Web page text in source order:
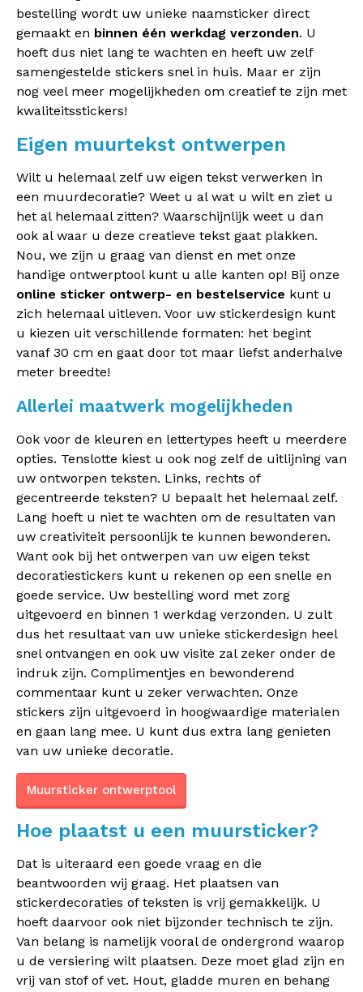
bestelling wordt uw unieke naamsticker direct
gemaakt en binnen één werkdag verzonden. U
hoeft dus niet lang te wachten en heeft uw zelf
samengestelde stickers snel in huis. Maar er zijn
nog veel meer mogelijkheden om creatief te zijn met
kwaliteitsstickers!
Eigen muurtekst ontwerpen
Wilt u helemaal zelf uw eigen tekst verwerken in
een muurdecoratie? Weet u al wat u wilt en ziet u
het al helemaal zitten? Waarschijnlijk weet u dan
ook al waar u deze creatieve tekst gaat plakken.
Nou, we zijn u graag van dienst en met onze
handige ontwerptool kunt u alle kanten op! Bij onze
online sticker ontwerp- en bestelservice kunt u
zich helemaal uitleven. Voor uw stickerdesign kunt
u kiezen uit verschillende formaten: het begint
vanaf 30 cm en gaat door tot maar liefst anderhalve
meter breedte!
Allerlei maatwerk mogelijkheden
Ook voor de kleuren en lettertypes heeft u meerdere
opties. Tenslotte kiest u ook nog zelf de uitlijning van
uw ontworpen teksten. Links, rechts of
gecentreerde teksten? U bepaalt het helemaal zelf.
Lang hoeft u niet te wachten om de resultaten van
uw creativiteit persoonlijk te kunnen bewonderen.
Want ook bij het ontwerpen van uw eigen tekst
decoratiestickers kunt u rekenen op een snelle en
goede service. Uw bestelling word met zorg
uitgevoerd en binnen 1 werkdag verzonden. U zult
dus het resultaat van uw unieke stickerdesign heel
snel ontvangen en ook uw visite zal zeker onder de
indruk zijn. Complimentjes en bewonderend
commentaar kunt u zeker verwachten. Onze
stickers zijn uitgevoerd in hoogwaardige materialen
en gaan lang mee. U kunt dus extra lang genieten
van uw unieke decoratie.
Muursticker ontwerptool
Hoe plaatst u een muursticker?
Dat is uiteraard een goede vraag en die
beantwoorden wij graag. Het plaatsen van
stickerdecoraties of teksten is vrij gemakkelijk. U
hoeft daarvoor ook niet bijzonder technisch te zijn.
Van belang is namelijk vooral de ondergrond waarop
u de versiering wilt plaatsen. Deze moet glad zijn en
vrij van stof of vet. Hout, gladde muren en behang